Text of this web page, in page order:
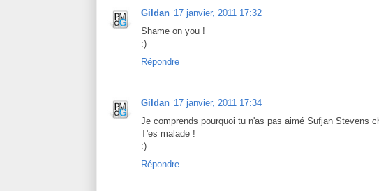
Gildan 17 janvier, 2011 17:32
Shame on you !
:)
Répondre
Gildan 17 janvier, 2011 17:34
Je comprends pourquoi tu n'as pas aimé Sufjan Stevens
T'es malade !
:)
Répondre